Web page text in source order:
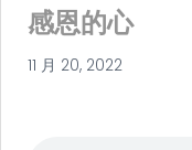
感恩的心
11 月 20, 2022